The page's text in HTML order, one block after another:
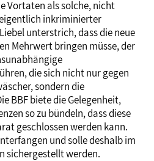
Vortaten als solche, nicht
inkriminierter
unterstrich, dass die neue
Mehrwert bringen müsse, der
die sich nicht nur gegen
sondern die
BBF biete die Gelegenheit,
so zu bündeln, dass diese
geschlossen werden kann.
und solle deshalb im
sichergestellt werden.